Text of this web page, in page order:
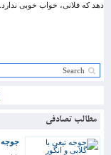
دهد که فلانی، خواب خوبی
مطالب تصادفی
جوجه